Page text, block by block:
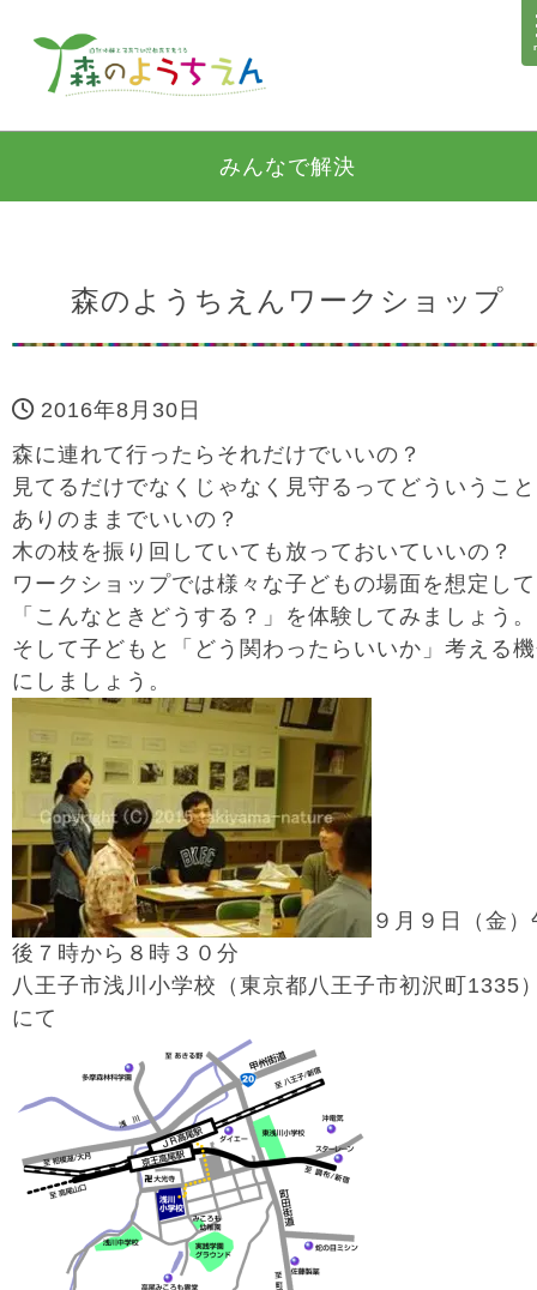
みんなで解決
森のようちえんワークショップ
2016年8月30日
森に連れて行ったらそれだけでいいの？
見てるだけでなくじゃなく見守るってどういうこ
ありのままでいいの？
木の枝を振り回していても放っておいていいの？
ワークショップでは様々な子どもの場面を想定して
「こんなときどうする？」を体験してみましょう。
そして子どもと「どう関わったらいいか」考える
にしましょう。
９月９日（金）
後７時から８時３０分
八王子市浅川小学校（東京都八王子市初沢町1335
にて